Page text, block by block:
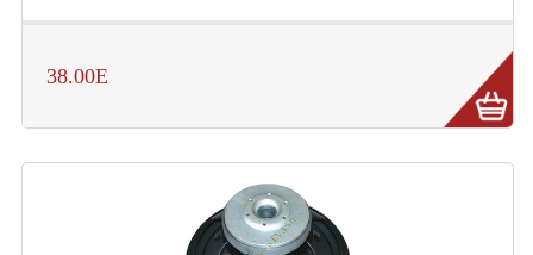
Micro Sans Fil HF VHF 200MHZ
Micro Sans Fil HF UHF 800MHZ
38.00E